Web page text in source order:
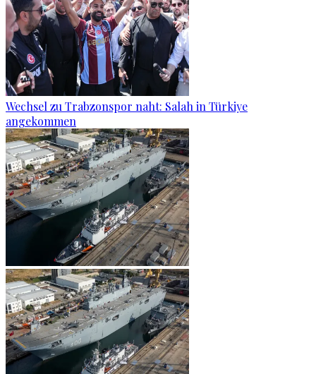
Wechsel zu Trabzonspor naht: Salah in Türkiye
angekommen